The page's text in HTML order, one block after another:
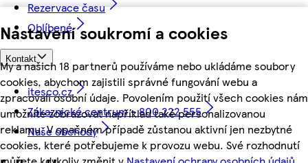
Nastavení soukromí a cookies
My a našich 18 partnerů používáme nebo ukládáme soubory
cookies, abychom zajistili správné fungování webu a
zpracovali osobní údaje. Povolením použití všech cookies nám
umožníte zobrazovat například také personalizovanou
reklamu. V opačném případě zůstanou aktivní jen nezbytné
cookies, které potřebujeme k provozu webu. Své rozhodnutí
Rezervace času
Oblíbené
Kontakt
itesco.cz
Zákaznické centrum - 800 222 555
Naše obchody